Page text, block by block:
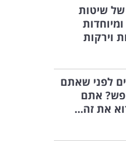
שיטות
וירקות
לפני שאתם
אתם
את זה...